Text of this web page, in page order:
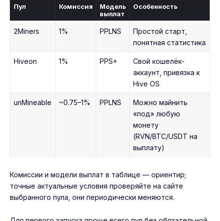
Пул Комиссия
Модель
выплат
Особенность
2Miners 1% PPLNS
Простой старт,
понятная статистика
Hiveon 1% PPS+
Свой кошелёк-
аккаунт, привязка к
Hive OS
unMineable ~0.75–1% PPLNS
Можно майнить
«под» любую
монету
(RVN/BTC/USDT на
выплату)
Комиссии и модели выплат в таблице — ориентир;
точные актуальные условия проверяйте на сайте
выбранного пула, они периодически меняются.